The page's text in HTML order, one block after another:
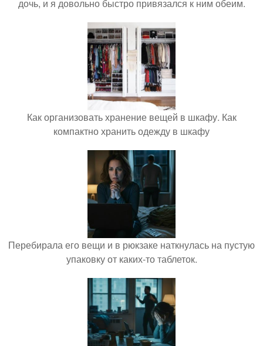
дочь, и я довольно быстро привязался к ним обеим.
Как организовать хранение вещей в шкафу. Как
компактно хранить одежду в шкафу
Перебирала его вещи и в рюкзаке наткнулась на пустую
упаковку от каких-то таблеток.